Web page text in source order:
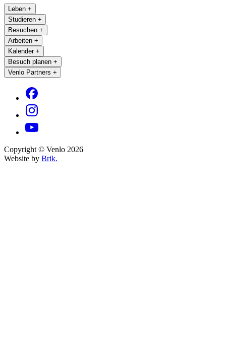
Leben +
Studieren +
Besuchen +
Arbeiten +
Kalender +
Besuch planen +
Venlo Partners +
Copyright © Venlo 2026
Website by Brik.